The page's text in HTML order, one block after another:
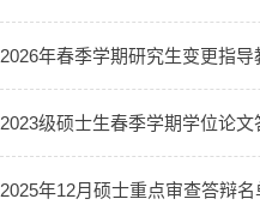
2026年春季学期研究生变更指
2023级硕士生春季学期学位论
2025年12月硕士重点审查答辩名